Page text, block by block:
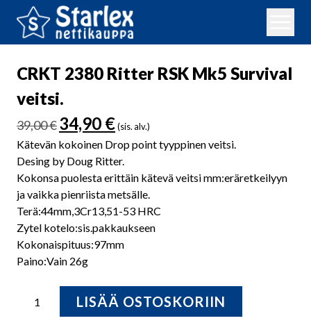
CRKT 2380 Ritter RSK Mk5 Survival
veitsi.
39,00€ Alkuperäinen
hinta
oli:
39,00 €.
34,90 €Nykyinen
hinta
on:
34,90 €.
(sis. alv.)
Kätevän kokoinen Drop point tyyppinen veitsi.
Desing by Doug Ritter.
Kokonsa puolesta erittäin kätevä veitsi mm:eräretkeilyyn
ja vaikka pienriista metsälle.
Terä:44mm,3Cr13,51-53 HRC
Zytel kotelo:sis.pakkaukseen
Kokonaispituus:97mm
Paino:Vain 26g
2380
LISÄÄ OSTOSKORIIN